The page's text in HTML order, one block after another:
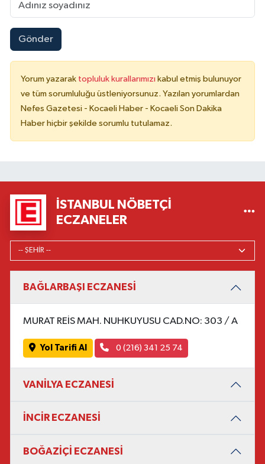
Gönder
Yorum yazarak topluluk kurallarımızı kabul etmiş bulunuyor
ve tüm sorumluluğu üstleniyorsunuz. Yazılan yorumlardan
Nefes Gazetesi - Kocaeli Haber - Kocaeli Son Dakika
Haber hiçbir şekilde sorumlu tutulamaz.
İSTANBUL NÖBETÇI
ECZANELER
BAĞLARBAŞI ECZANESİ
MURAT REİS MAH. NUHKUYUSU CAD.NO: 303 / A
Yol Tarifi Al 0 (216) 341 25 74
VANİLYA ECZANESİ
İNCİR ECZANESİ
BOĞAZİÇİ ECZANESİ